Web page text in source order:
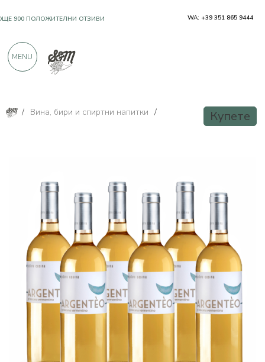
/ Вина, бири и спиртни напитки / Купете
900 ПОЛОЖИТЕЛНИ ОТЗИВИ WA: +39 351 865 9444
MENU